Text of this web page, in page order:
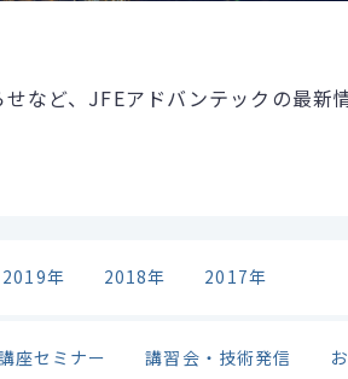
など、JFEアドバンテックの最新
2019年 2018年 2017年
座セミナー 講習会・技術発信